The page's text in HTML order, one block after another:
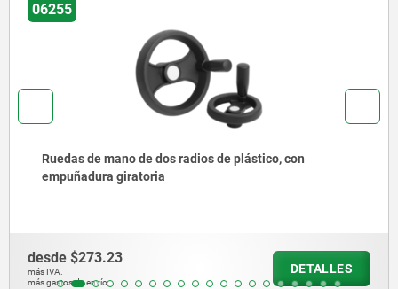
06264
Volantes con empuñadura cilíndrica plegable
desde$833.86
más gastos de envío
DETALLES